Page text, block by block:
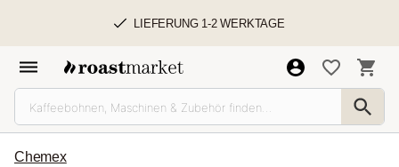
LIEFERUNG 1-2 WERKTAGE
Chemex